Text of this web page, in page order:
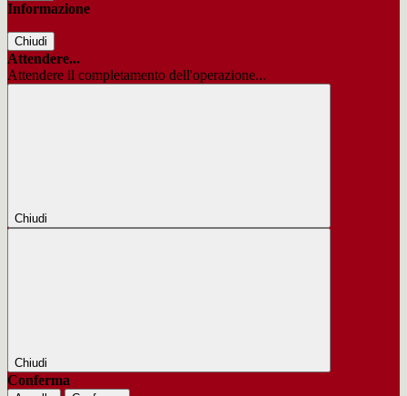
Informazione
Chiudi
Attendere...
Attendere il completamento dell'operazione...
Chiudi
Chiudi
Conferma